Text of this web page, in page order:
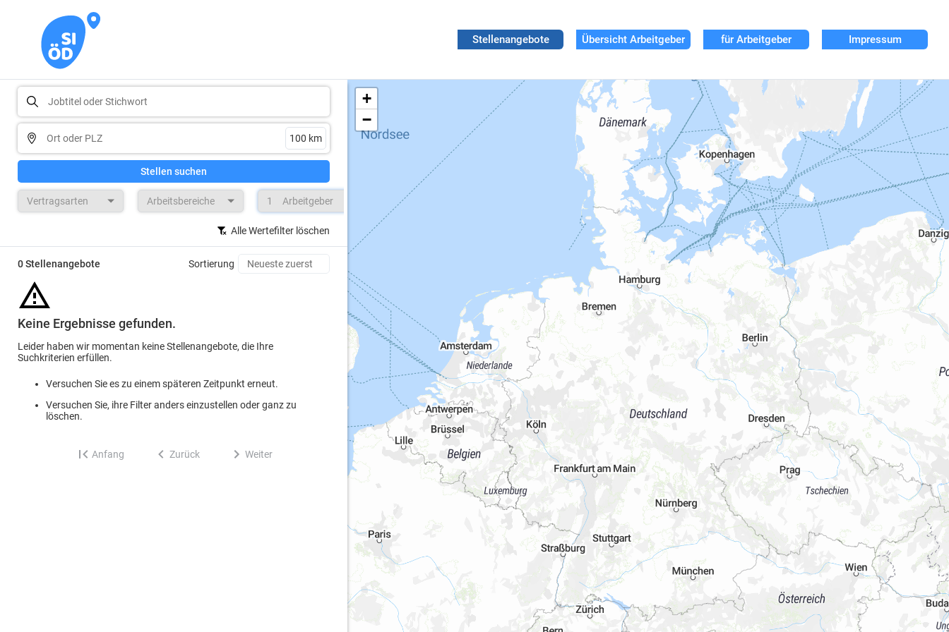
Stellenangebote Übersicht Arbeitgeber für Arbeitgeber Impressum
Stellen suchen
Vertragsarten Arbeitsbereiche 1 Arbeitgeber
Alle Wertefilter löschen
0 Stellenangebote Sortierung
Keine Ergebnisse gefunden.
Leider haben wir momentan keine Stellenangebote, die Ihre
Suchkriterien erfüllen.
Versuchen Sie es zu einem späteren Zeitpunkt erneut.
Versuchen Sie, ihre Filter anders einzustellen oder ganz zu
löschen.
Anfang Zurück Weiter
+
−